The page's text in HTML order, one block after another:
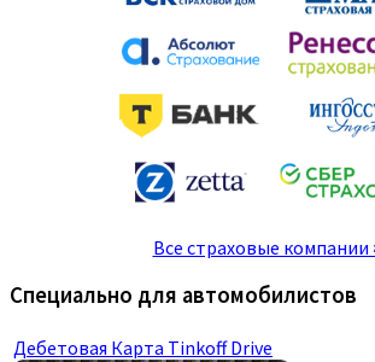
Все страховые
Специально для автомобилистов
Дебетовая Карта Tinkoff Drive